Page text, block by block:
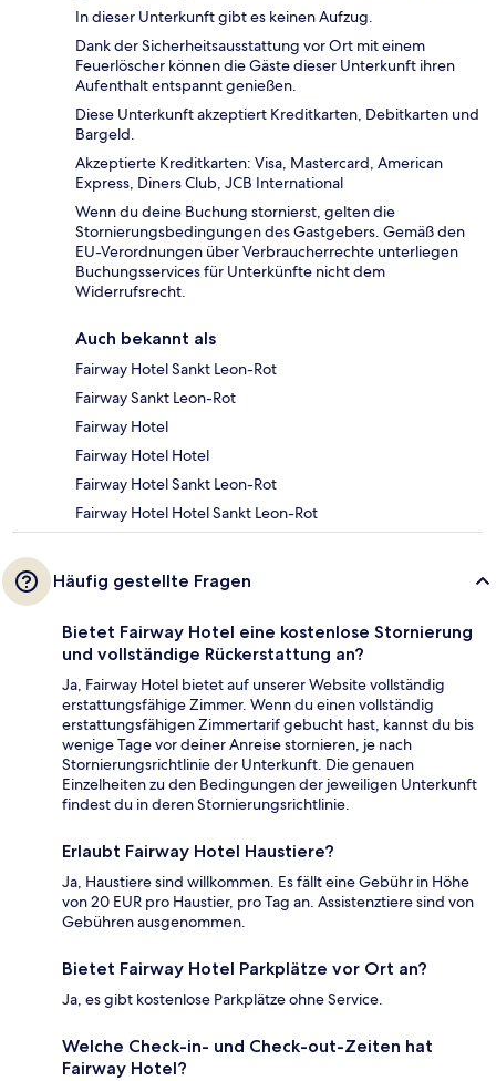
In dieser Unterkunft gibt es keinen Aufzug.
Dank der Sicherheitsausstattung vor Ort mit einem
Feuerlöscher können die Gäste dieser Unterkunft ihren
Aufenthalt entspannt genießen.
Diese Unterkunft akzeptiert Kreditkarten, Debitkarten und
Bargeld.
Akzeptierte Kreditkarten: Visa, Mastercard, American
Express, Diners Club, JCB International
Wenn du deine Buchung stornierst, gelten die
Stornierungsbedingungen des Gastgebers. Gemäß den
EU-Verordnungen über Verbraucherrechte unterliegen
Buchungsservices für Unterkünfte nicht dem
Widerrufsrecht.
Auch bekannt als
Fairway Hotel Sankt Leon-Rot
Fairway Sankt Leon-Rot
Fairway Hotel
Fairway Hotel Hotel
Fairway Hotel Sankt Leon-Rot
Fairway Hotel Hotel Sankt Leon-Rot
Häufig gestellte Fragen
Bietet Fairway Hotel eine kostenlose Stornierung
und vollständige Rückerstattung an?
Ja, Fairway Hotel bietet auf unserer Website vollständig
erstattungsfähige Zimmer. Wenn du einen vollständig
erstattungsfähigen Zimmertarif gebucht hast, kannst du bis
wenige Tage vor deiner Anreise stornieren, je nach
Stornierungsrichtlinie der Unterkunft. Die genauen
Einzelheiten zu den Bedingungen der jeweiligen Unterkunft
findest du in deren Stornierungsrichtlinie.
Erlaubt Fairway Hotel Haustiere?
Ja, Haustiere sind willkommen. Es fällt eine Gebühr in Höhe
von 20 EUR pro Haustier, pro Tag an. Assistenztiere sind von
Gebühren ausgenommen.
Bietet Fairway Hotel Parkplätze vor Ort an?
Ja, es gibt kostenlose Parkplätze ohne Service.
Welche Check-in- und Check-out-Zeiten hat
Fairway Hotel?